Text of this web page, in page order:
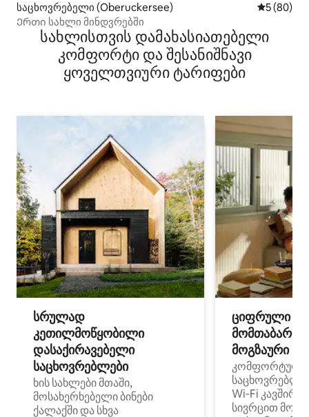
საცხოვრებელი (Oberuckersee) საშუალო
5 (80)
Ერთი სახლი მინდვრებში
სახლისთვის დამახასიათებელი
კომფორტი და შესანიშნავი
ყოველთვიური ტარიფები
სრულად
კეთილმოწყობილი
დასაქირავებელი
საცხოვრებლები
ხის სახლები მთაში,
მოსახერხებელი ბინები
ქალაქში და სხვა
ციფრული
მოგზაური
კომფორტული
Wi‑Fi
სივრცით